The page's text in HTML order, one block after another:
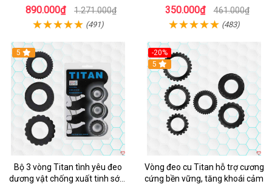
890.000₫ 1.271.000₫
(491)
ngay
350.000₫ 461.000₫
(483)
5
Bộ 3 vòng Titan tình yêu đeo
dương vật chống xuất tinh sớm
-20%
Hot
5
Vòng đeo cu Titan hỗ trợ cương
cứng bền vững, tăng khoái cảm